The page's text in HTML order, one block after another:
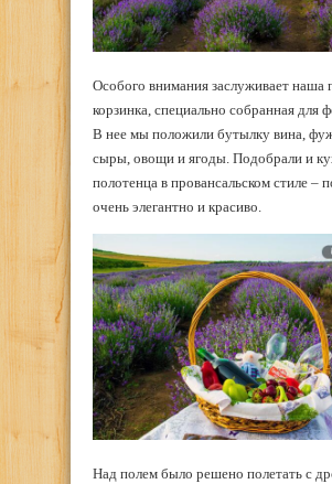
Особого внимания заслуживает наша
корзинка, специально собранная для
В нее мы положили бутылку вина,
сыры, овощи и ягоды. Подобрали и
полотенца в провансальском стиле –
очень элегантно и красиво.
Над полем было решено полетать с